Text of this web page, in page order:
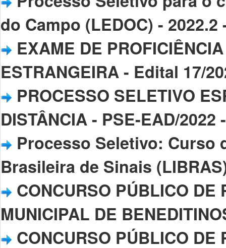
do Campo (LEDOC) - 2022.2
EXAME DE
ESTRANGEIRA - Edital 17/
PROCESSO SELETIVO
DISTÂNCIA - PSE-EAD/2022
Processo Seletivo: Curso
Brasileira de Sinais
CONCURSO PÚBLICO DE
MUNICIPAL DE
CONCURSO PÚBLICO DE